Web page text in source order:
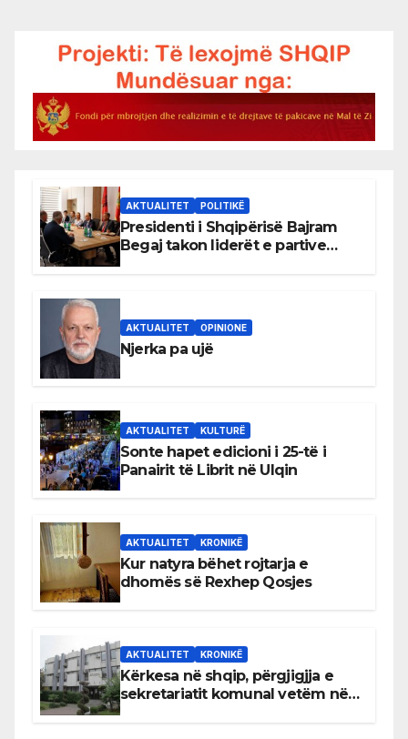
AKTUALITET POLITIKË
Presidenti i Shqipërisë Bajram
Begaj takon liderët e partive
AKTUALITET OPINIONE
Njerka pa ujë
AKTUALITET KULTURË
Sonte hapet edicioni i 25-të i
Panairit të Librit në Ulqin
AKTUALITET KRONIKË
Kur natyra bëhet rojtarja e
dhomës së Rexhep Qosjes
AKTUALITET KRONIKË
Kërkesa në shqip, përgjigjja e
sekretariatit komunal vetëm në